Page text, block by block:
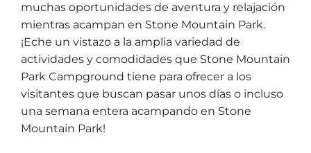
Preguntas frecuentes
Mapas
Reglas y ordenanzas
Clima
Año Nuevo Lunar
PRIMAVERA
Fiesta de dinosaurios
Servicio de amanecer de Pascua
La posada en Stone Mountain Park
Entradas para grupos
muchas oportunidades de aventura y relajación
mientras acampan en Stone Mountain Park.
¡Eche un vistazo a la amplia variedad de
actividades y comodidades que Stone Mountain
Park Campground tiene para ofrecer a los
visitantes que buscan pasar unos días o incluso
una semana entera acampando en Stone
Mountain Park!